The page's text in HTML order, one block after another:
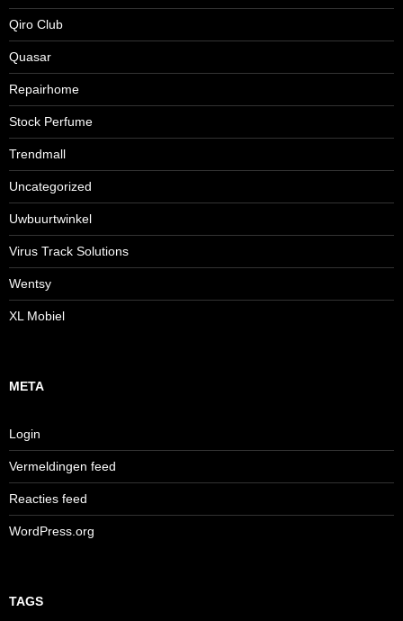
Qiro Club
Quasar
Repairhome
Stock Perfume
Trendmall
Uncategorized
Uwbuurtwinkel
Virus Track Solutions
Wentsy
XL Mobiel
META
Login
Vermeldingen feed
Reacties feed
WordPress.org
TAGS